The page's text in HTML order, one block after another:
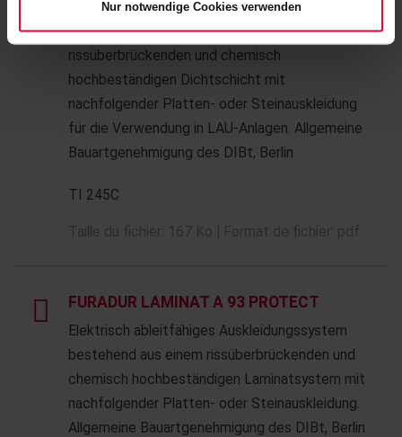
Nur notwendige Cookies verwenden
Elektrisch ableitfähiges Auskleidungssystem
bestehend aus einer selbstverlaufenden,
rissüberbrückenden und chemisch
hochbeständigen Dichtschicht mit
nachfolgender Platten- oder Steinauskleidung
für die Verwendung in LAU-Anlagen. Allgemeine
Bauartgenehmigung des DIBt, Berlin
TI 245C
FURADUR LAMINAT A 93 PROTECT
Elektrisch ableitfähiges Auskleidungssystem
bestehend aus einem rissüberbrückenden und
chemisch hochbeständigen Laminatsystem mit
nachfolgender Platten- oder Steinauskleidung.
Allgemeine Bauartgenehmigung des DIBt, Berlin